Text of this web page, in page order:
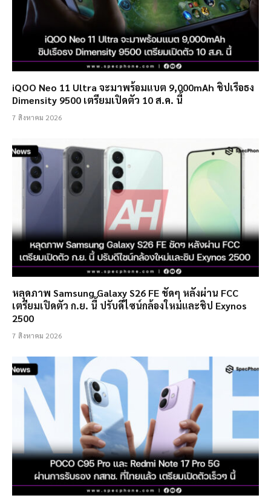
iQOO Neo 11 Ultra จะมาพร้อมแบต 9,000mAh ชิปเรือธง
Dimensity 9500 เตรียมเปิดตัว 10 ส.ค. นี้
7 สิงหาคม 2026
หลุดภาพ Samsung Galaxy S26 FE ชัดๆ หลังผ่าน FCC
เตรียมเปิดตัว ก.ย. นี้ ปรับดีไซน์กล้องใหม่และชิป Exynos
2500
7 สิงหาคม 2026